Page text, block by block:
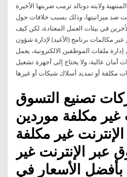
ولايته دونالد ترمب ضربتها الأخيرة
ضد ميزانيتها، وذلك بسبب خلافات حول
في بيئات العمل المعتادة، لكن كيف
مكالمات برنامج (الأغيد) لإدارة شؤون
ملفات الموظفين الالكترونية، يعمل
أمان عالية، ولا يحتاج إلى أجهزة تشغيل
مكلفة أو تمديد أسلاك شبكات أو غيرها
تصنيع التسوق
غير مكلفة موردين
غير مكلفة
عبر الإنترنت غير
بأفضل الأسعار في